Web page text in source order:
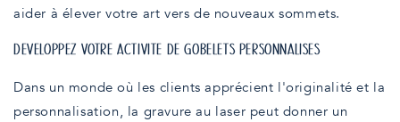
aider à élever votre art vers de nouveaux sommets.
DÉVELOPPEZ VOTRE ACTIVITÉ DE GOBELETS PERSONNALISÉS
Dans un monde où les clients apprécient l'originalité et la
personnalisation, la gravure au laser peut donner un